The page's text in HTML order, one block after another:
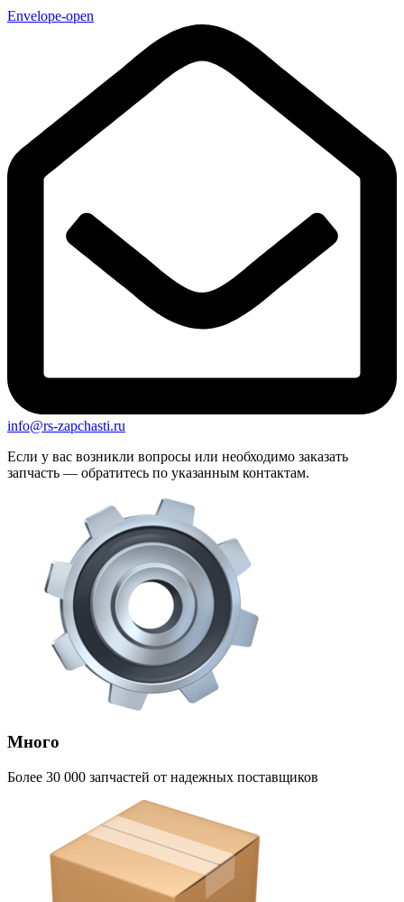
Envelope-open
info@rs-zapchasti.ru
Если у вас возникли вопросы или необходимо заказать
запчасть — обратитесь по указанным контактам.
Много
Более 30 000 запчастей от надежных поставщиков